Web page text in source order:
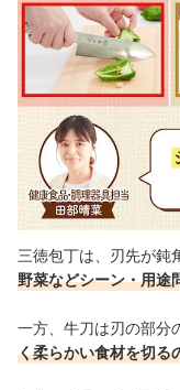
三徳包丁は、刃先が鈍
野菜などシーン・用途
一方、牛刀は刃の部分
く柔らかい食材を切る